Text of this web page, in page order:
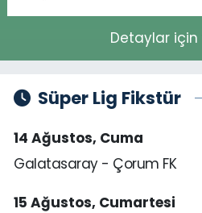
Detaylar için
Süper Lig Fikstür
14 Ağustos, Cuma
Galatasaray - Çorum FK
15 Ağustos, Cumartesi